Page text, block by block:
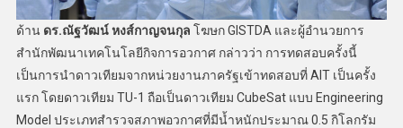
ด้าน ดร.ณัฐวัฒน์ หงส์กาญจนกุล โฆษก GISTDA และผู้อำนวยการ
สำนักพัฒนาเทคโนโลยีกิจการอวกาศ กล่าวว่า การทดสอบครั้งนี้
เป็นการนำดาวเทียมจากหน่วยงานภาครัฐเข้าทดสอบที่ AIT เป็นครั้ง
แรก โดยดาวเทียม TU-1 ถือเป็นดาวเทียม CubeSat แบบ Engineering
Model ประเภทสำรวจสภาพอวกาศที่มีน้ำหนักประมาณ 0.5 กิโลกรัม